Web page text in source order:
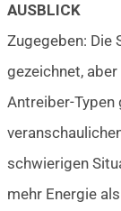
AUSBLICK
Zugegeben: Die
gezeichnet,
Antreiber-Typen
schwierigen
mehr Energie